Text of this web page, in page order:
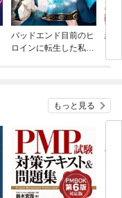
バッドエンド目前のヒ
ロインに転生した私、
結
もっと見る